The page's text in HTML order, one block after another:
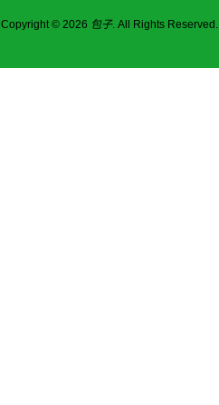
Copyright © 2026 包子. All Rights Reserved.